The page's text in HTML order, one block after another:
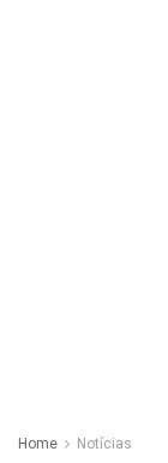
Home Notícias